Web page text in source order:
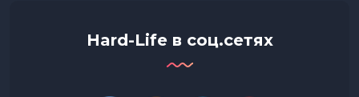
Hard-Life в соц.сетях